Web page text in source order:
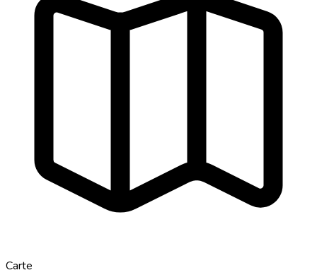
Carte